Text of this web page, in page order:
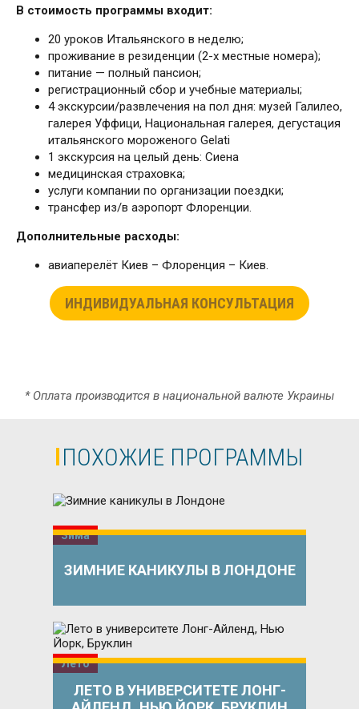
В стоимость программы входит:
20 уроков Итальянского в неделю;
проживание в резиденции (2-х местные номера);
питание — полный пансион;
регистрационный сбор и учебные материалы;
4 экскурсии/развлечения на пол дня: музей Галилео,
галерея Уффици, Национальная галерея, дегустация
итальянского мороженого Gelati
1 экскурсия на целый день: Сиена
медицинская страховка;
услуги компании по организации поездки;
трансфер из/в аэропорт Флоренции.
Дополнительные расходы:
авиаперелёт Киев – Флоренция – Киев.
ИНДИВИДУАЛЬНАЯ КОНСУЛЬТАЦИЯ
* Оплата производится в национальной валюте Украины
ПОХОЖИЕ ПРОГРАММЫ
Зима
ЗИМНИЕ КАНИКУЛЫ В ЛОНДОНЕ
Лето
ЛЕТО В УНИВЕРСИТЕТЕ ЛОНГ-